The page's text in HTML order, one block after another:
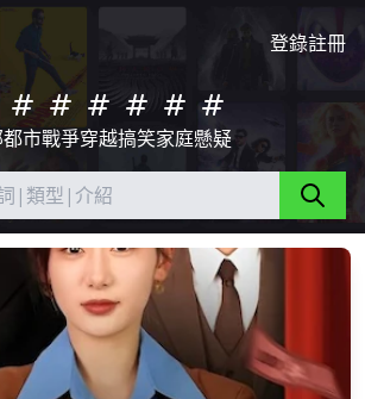
登錄註冊
都市戰爭穿越搞笑家庭懸疑